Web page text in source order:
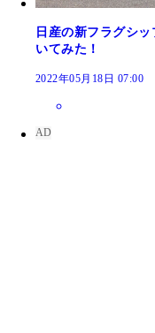
日産の新フラグシ
いてみた！
2022年05月18日 07:00